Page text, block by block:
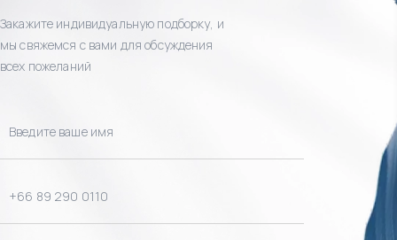
Закажите индивидуальную подборку, и
мы свяжемся с вами для обсуждения
всех пожеланий